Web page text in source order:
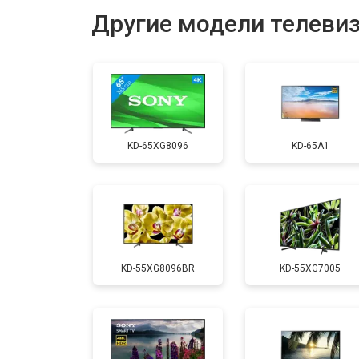
Замена HDMI порта
Замена модуля Wi-Fi
Замена лампы подсветки
Ремонт блока управления
Замена блока питания
Другие модели
KD-65XG8096 KD-65A1
KD-55XG8096BR KD-55XG7005